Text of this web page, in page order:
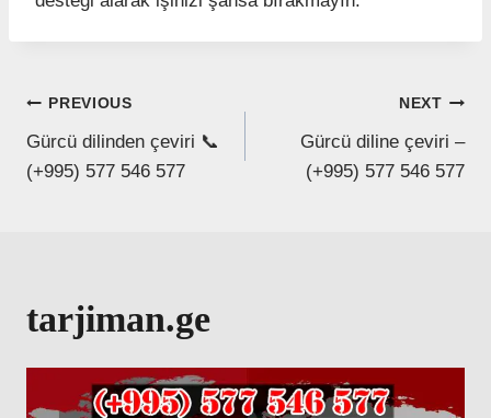
Post
navigation
PREVIOUS
Gürcü dilinden çeviri 📞
(+995) 577 546 577
NEXT
Gürcü diline çeviri –
(+995) 577 546 577
tarjiman.ge